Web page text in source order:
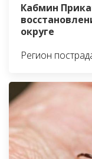
Кабмин
округе
Регион